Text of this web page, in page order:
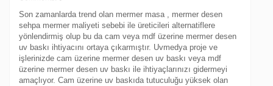
Son zamanlarda trend olan mermer masa , mermer desen
sehpa mermer maliyeti sebebi ile üreticileri alternatiflere
yönlendirmiş olup bu da cam veya mdf üzerine mermer desen
uv baskı ihtiyacını ortaya çıkarmıştır. Uvmedya proje ve
işlerinizde cam üzerine mermer desen uv baskı veya mdf
üzerine mermer desen uv baskı ile ihtiyaçlarınızı gidermeyi
amaçlıyor. Cam üzerine uv baskıda tutuculuğu yüksek olan